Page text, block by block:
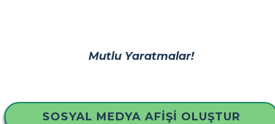
Mutlu Yaratmalar!
SOSYAL MEDYA AFIŞI OLUŞTUR